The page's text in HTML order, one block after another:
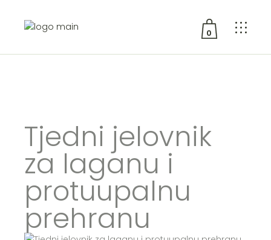
0
Tjedni jelovnik
za laganu i
protuupalnu
prehranu